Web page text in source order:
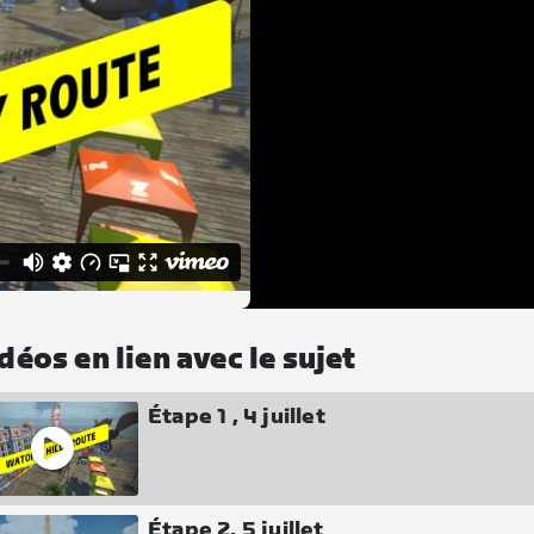
en lien avec le sujet
Étape 1 , 4 juillet